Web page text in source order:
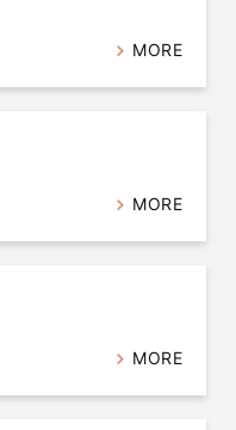
MORE
MORE
MORE